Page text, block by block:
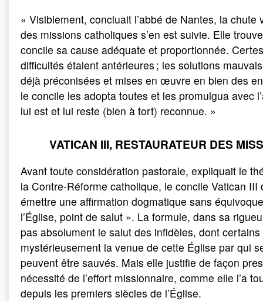
« Visiblement, concluait l’abbé de Nantes, la chute
des missions catholiques s’en est suivie. Elle
concile sa cause adéquate et proportionnée.
difficultés étaient antérieures ; les solutions
déjà préconisées et mises en œuvre en bien des
le concile les adopta toutes et les promulgua avec
lui est et lui reste (bien à tort) reconnue. »
VATICAN III, RESTAURATEUR DES
Avant toute considération pastorale, expliquait le
la Contre-Réforme catholique, le concile Vatican III
émettre une affirmation dogmatique sans
l’Église, point de salut ». La formule, dans sa
pas absolument le salut des infidèles, dont
mystérieusement la venue de cette Église par qui
peuvent être sauvés. Mais elle justifie de façon
nécessité de l’effort missionnaire, comme elle l’a
depuis les premiers siècles de l’Église.